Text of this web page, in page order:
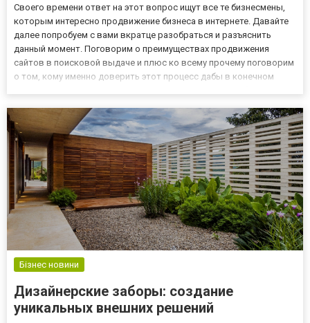
Своего времени ответ на этот вопрос ищут все те бизнесмены,
которым интересно продвижение бизнеса в интернете. Давайте
далее попробуем с вами вкратце разобраться и разъяснить
данный момент. Поговорим о преимуществах продвижения
сайтов в поисковой выдаче и плюс ко всему прочему поговорим
о том, кому именно доверить этот процесс дабы в конечном
Бізнес новини
Дизайнерские заборы: создание
уникальных внешних решений